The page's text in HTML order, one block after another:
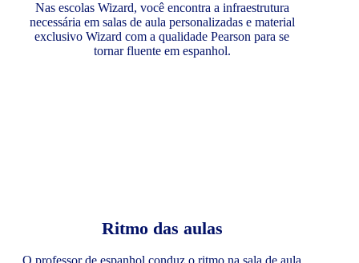
Nas escolas Wizard, você encontra a infraestrutura
necessária em salas de aula personalizadas e material
exclusivo Wizard com a qualidade Pearson para se
tornar fluente em espanhol.
Ritmo das aulas
O professor de espanhol conduz o ritmo na sala de aula